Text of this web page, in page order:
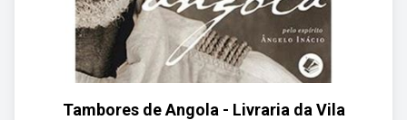
Tambores de Angola - Livraria da Vila